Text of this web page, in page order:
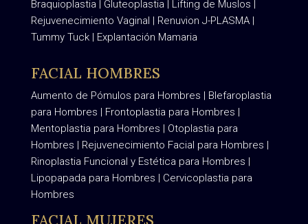
Braquioplastia | Gluteoplastia | Lifting de Muslos |
Rejuvenecimiento Vaginal | Renuvion J-PLASMA|
Tummy Tuck| Explantación Mamaria
FACIAL HOMBRES
Aumento de Pómulos para Hombres | Blefaroplastia
para Hombres | Frontoplastia para Hombres |
Mentoplastia para Hombres | Otoplastia para
Hombres | Rejuvenecimiento Facial para Hombres |
Rinoplastia Funcional y Estética para Hombres |
Lipopapada para Hombres | Cervicoplastia para
Hombres